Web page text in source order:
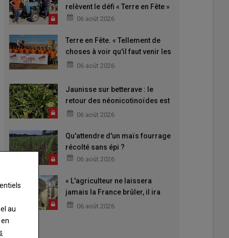
relèvent le défi « Terre en Fête »
06 août 2026
Terre en Fête. « Tellement de
choses à voir qu'il faut venir les
deux jours »
06 août 2026
Jaunisse sur betterave : le
retour des néonicotinoïdes est
attendu
06 août 2026
Qu'attendre d'un maïs fourrage
récolté sans épi ?
06 août 2026
« L'agriculteur ne laissera
jamais la France brûler, il ira
aider »06 août 2026
au